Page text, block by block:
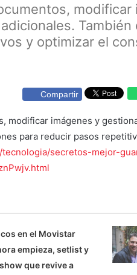
y optimizar el
Compartir
modificar imágenes y
para reducir pasos
secretos-mejor-
en el Movistar
empieza, setlist y
que revive a